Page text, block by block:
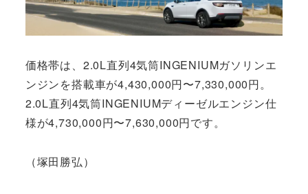
価格帯は、2.0L直列4気筒INGENIUMガソリンエ
ンジンを搭載車が4,430,000円〜7,330,000円。
2.0L直列4気筒INGENIUMディーゼルエンジン仕
様が4,730,000円〜7,630,000円です。
（塚田勝弘）